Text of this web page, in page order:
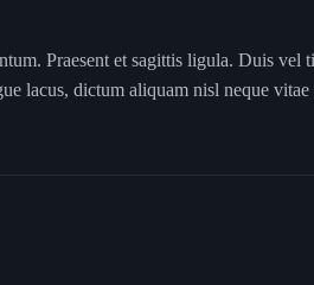
Praesent et sagittis ligula. Duis
lacus, dictum aliquam nisl neque